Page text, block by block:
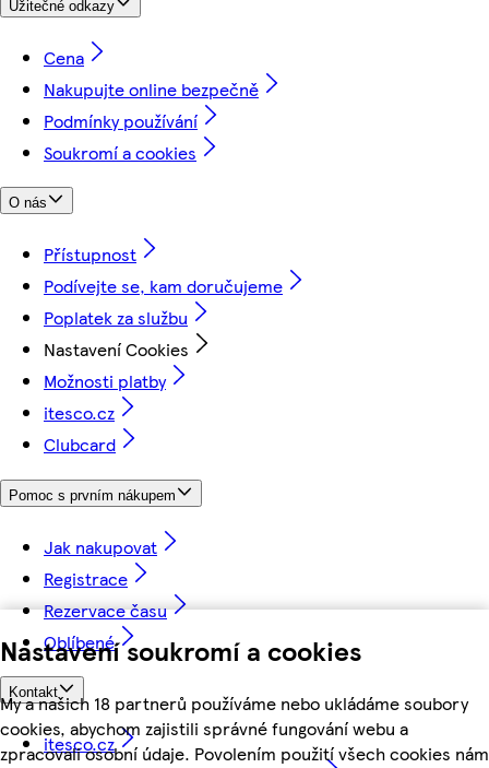
Nastavení soukromí a cookies
My a našich 18 partnerů používáme nebo ukládáme soubory
cookies, abychom zajistili správné fungování webu a
zpracovali osobní údaje. Povolením použití všech cookies nám
Užitečné odkazy
Cena
Nakupujte online bezpečně
Podmínky používání
Soukromí a cookies
O nás
Přístupnost
Podívejte se, kam doručujeme
Poplatek za službu
Nastavení Cookies
Možnosti platby
itesco.cz
Clubcard
Pomoc s prvním nákupem
Jak nakupovat
Registrace
Rezervace času
Oblíbené
Kontakt
itesco.cz